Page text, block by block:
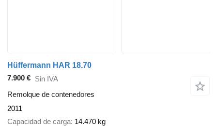
Hüffermann HAR 18.70
7.900 € Sin IVA
Remolque de contenedores
2011
Capacidad de carga 14.470 kg